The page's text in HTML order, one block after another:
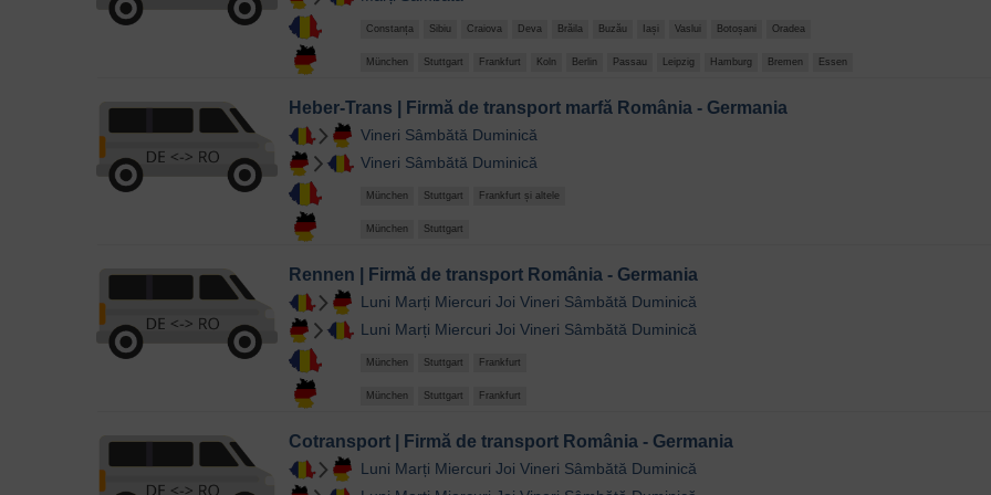
Constanța Sibiu Craiova Deva Brăila Buzău Iași Vaslui Botoșani Oradea
München Stuttgart Frankfurt Koln Berlin Passau Leipzig Hamburg Bremen Essen
Heber-Trans | Firmă de transport marfă România - Germania
Vineri Sâmbătă Duminică
Vineri Sâmbătă Duminică
München Stuttgart Frankfurt și altele
München Stuttgart
Rennen | Firmă de transport România - Germania
Luni Marți Miercuri Joi Vineri Sâmbătă Duminică
Luni Marți Miercuri Joi Vineri Sâmbătă Duminică
München Stuttgart Frankfurt
München Stuttgart Frankfurt
Cotransport | Firmă de transport România - Germania
Luni Marți Miercuri Joi Vineri Sâmbătă Duminică